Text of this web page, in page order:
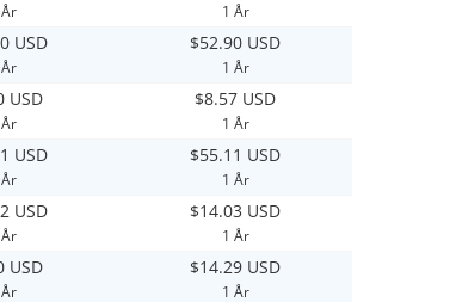
1 År
USD $52.90 USD
1 År
USD $8.57 USD
1 År
USD $55.11 USD
1 År
USD $14.03 USD
1 År
USD $14.29 USD
1 År